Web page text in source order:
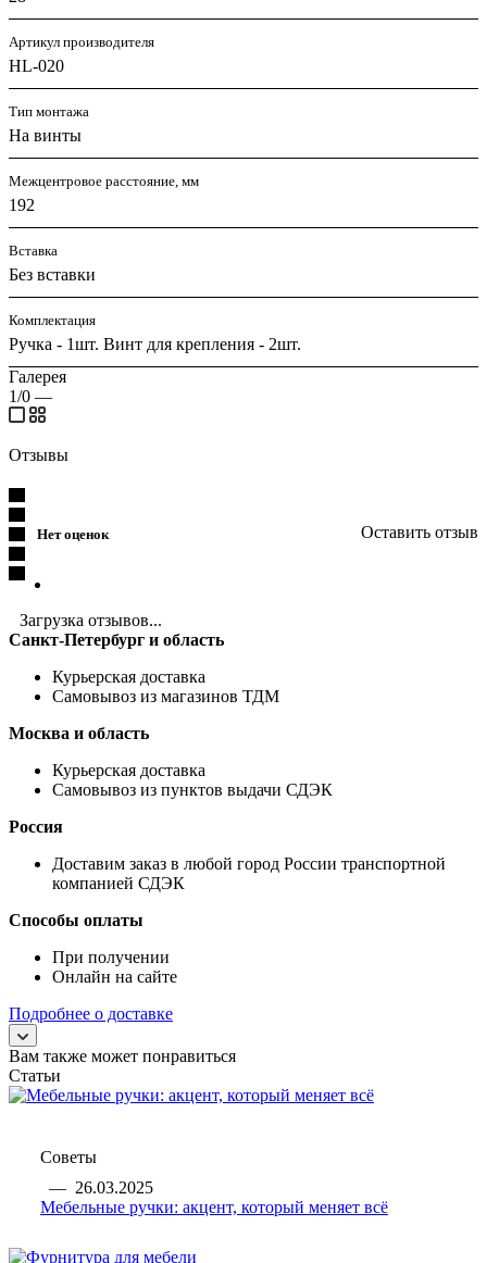
Артикул производителя
HL-020
Тип монтажа
На винты
Межцентровое расстояние, мм
192
Вставка
Без вставки
Комплектация
Ручка - 1шт. Винт для крепления - 2шт.
Галерея
1/0 —
Отзывы
Нет оценок Оставить отзыв
Загрузка отзывов...
Санкт-Петербург и область
Курьерская доставка
Самовывоз из магазинов ТДМ
Москва и область
Курьерская доставка
Самовывоз из пунктов выдачи СДЭК
Россия
Доставим заказ в любой город России транспортной
компанией СДЭК
Способы оплаты
При получении
Онлайн на сайте
Подробнее о доставке
Вам также может понравиться
Статьи
Советы
— 26.03.2025
Мебельные ручки: акцент, который меняет всё